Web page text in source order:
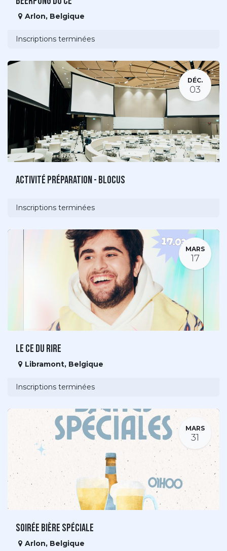
Arlon, Belgique
Inscriptions terminées
DÉC.
03
Activité préparation - blocus
Inscriptions terminées
MARS
17
LE CE DU RIRE
Libramont, Belgique
Inscriptions terminées
MARS
31
Soirée Bière Spéciale
Arlon, Belgique